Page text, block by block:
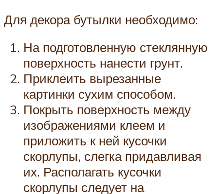
Для декора бутылки необходимо:
На подготовленную стеклянную
поверхность нанести грунт.
Приклеить вырезанные
картинки сухим способом.
Покрыть поверхность между
изображениями клеем и
приложить к ней кусочки
скорлупы, слегка придавливая
их. Располагать кусочки
скорлупы следует на